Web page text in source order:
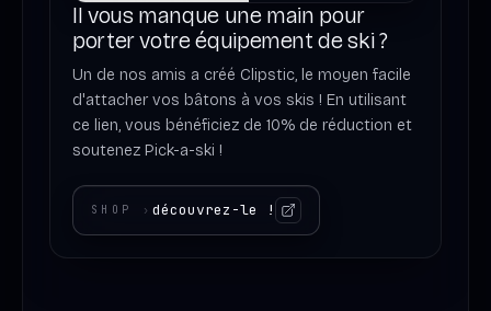
Il vous manque une main pour
porter votre équipement de ski ?
Un de nos amis a créé Clipstic, le moyen facile
d'attacher vos bâtons à vos skis ! En utilisant
ce lien, vous bénéficiez de 10% de réduction et
soutenez Pick-a-ski !
SHOP ›découvrez-le !